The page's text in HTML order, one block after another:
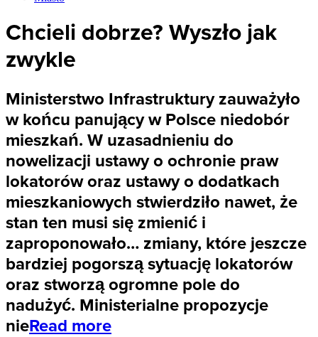
Chcieli dobrze? Wyszło jak
zwykle
Ministerstwo Infrastruktury zauważyło
w końcu panujący w Polsce niedobór
mieszkań. W uzasadnieniu do
nowelizacji ustawy o ochronie praw
lokatorów oraz ustawy o dodatkach
mieszkaniowych stwierdziło nawet, że
stan ten musi się zmienić i
zaproponowało… zmiany, które jeszcze
bardziej pogorszą sytuację lokatorów
oraz stworzą ogromne pole do
nadużyć. Ministerialne propozycje
nieRead more